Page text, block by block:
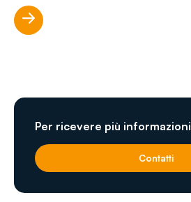
Scopri di più
Per ricevere più informazioni
Contatti